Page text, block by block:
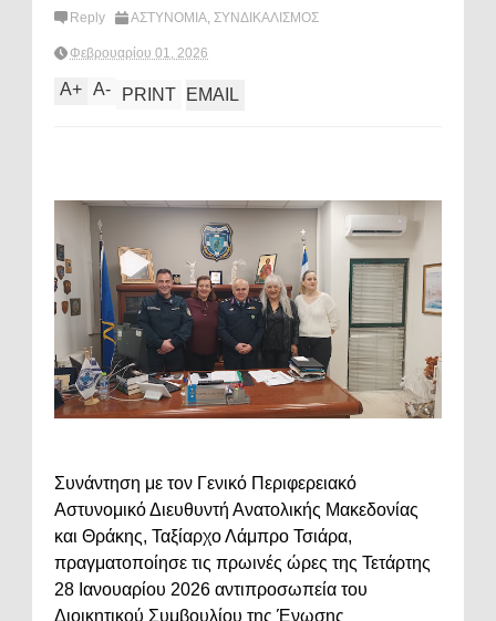
Reply ΑΣΤΥΝΟΜΙΑ, ΣΥΝΔΙΚΑΛΙΣΜΟΣ
Φεβρουαρίου 01, 2026
A+ A- PRINT EMAIL
Συνάντηση με τον Γενικό Περιφερειακό
Αστυνομικό Διευθυντή Ανατολικής Μακεδονίας
και Θράκης, Ταξίαρχο Λάμπρο Τσιάρα,
πραγματοποίησε τις πρωινές ώρες της Τετάρτης
28 Ιανουαρίου 2026 αντιπροσωπεία του
Διοικητικού Συμβουλίου της Ένωσης